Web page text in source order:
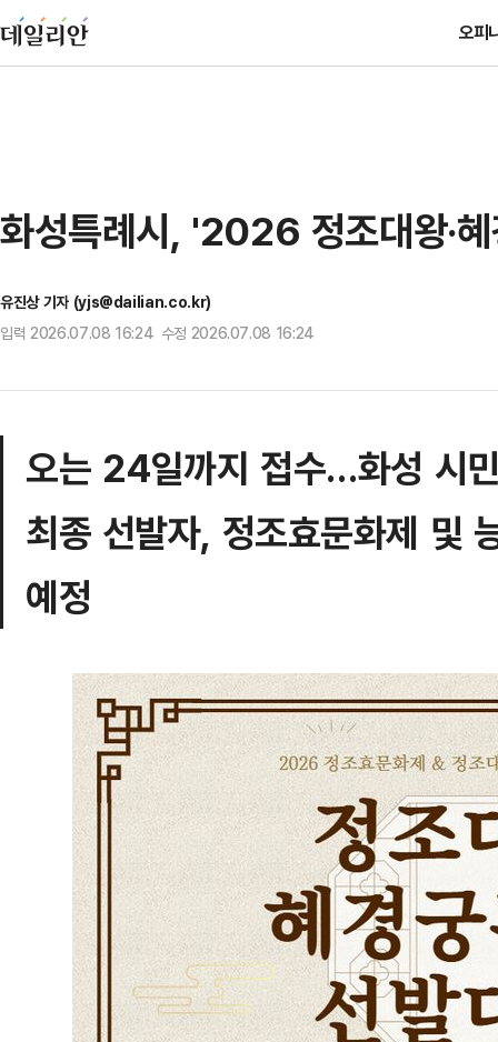
오피
화성특례시, '2026 정조대왕·
유진상 기자 (yjs@dailian.co.kr)
입력 2026.07.08 16:24 수정 2026.07.08 16:24
오는 24일까지 접수…화성 시
최종 선발자, 정조효문화제 및
예정